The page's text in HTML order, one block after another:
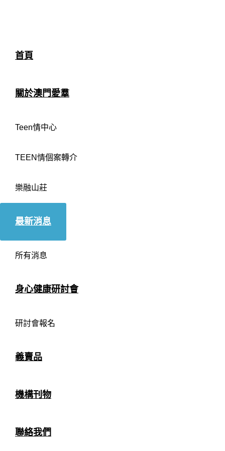
首頁
關於澳門愛羣
Teen情中心
TEEN情個案轉介
樂融山莊
最新消息
所有消息
身心健康研討會
研討會報名
義賣品
機構刊物
聯絡我們